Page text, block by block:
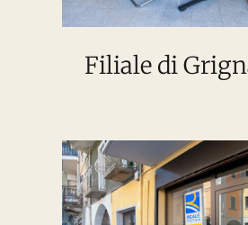
Filiale di